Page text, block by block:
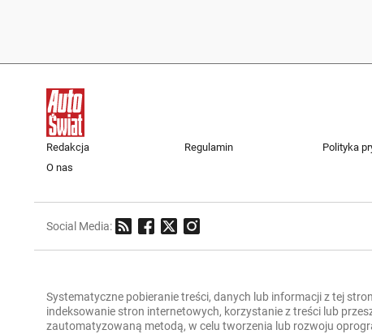
Redakcja Regulamin Polityka
O nas
Social Media:
Systematyczne pobieranie treści, danych lub informacji z tej
indeksowanie stron internetowych, korzystanie z treści lub
zautomatyzowaną metodą, w celu tworzenia lub rozwoju